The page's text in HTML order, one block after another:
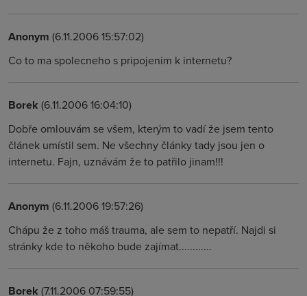
Anonym (6.11.2006 15:57:02)
Co to ma spolecneho s pripojenim k internetu?
Borek (6.11.2006 16:04:10)
Dobře omlouvám se všem, kterým to vadí že jsem tento
článek umístil sem. Ne všechny články tady jsou jen o
internetu. Fajn, uznávám že to patřilo jinam!!!
Anonym (6.11.2006 19:57:26)
Chápu že z toho máš trauma, ale sem to nepatří. Najdi si
stránky kde to někoho bude zajímat............
Borek (7.11.2006 07:59:55)